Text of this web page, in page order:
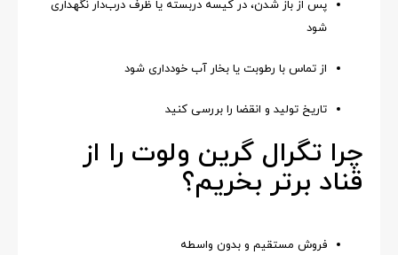
پس از باز شدن، در کیسه دربسته یا ظرف درب‌دار نگهداری
شود
از تماس با رطوبت یا بخار آب خودداری شود
تاریخ تولید و انقضا را بررسی کنید
چرا تگرال گرین ولوت را از
قناد برتر بخریم؟
فروش مستقیم و بدون واسطه